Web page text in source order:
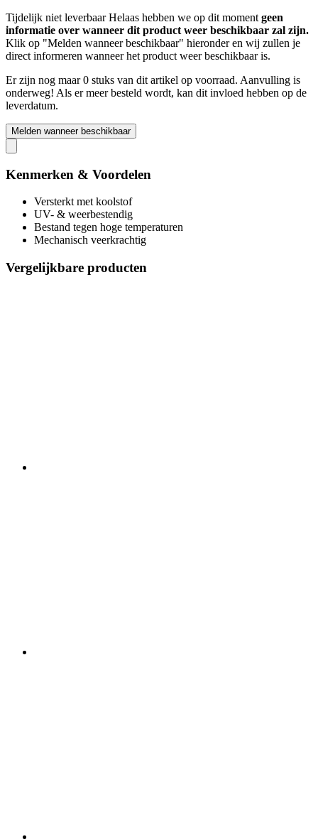
Tijdelijk niet leverbaarHelaas hebben we op dit moment geen
informatie over wanneer dit product weer beschikbaar zal zijn.
Klik op "Melden wanneer beschikbaar" hieronder en wij zullen je
direct informeren wanneer het product weer beschikbaar is.
Er zijn nog maar 0 stuks van dit artikel op voorraad. Aanvulling is
onderweg! Als er meer besteld wordt, kan dit invloed hebben op de
leverdatum.
Melden wanneer beschikbaar
Kenmerken & Voordelen
Versterkt met koolstof
UV- & weerbestendig
Bestand tegen hoge temperaturen
Mechanisch veerkrachtig
Vergelijkbare producten